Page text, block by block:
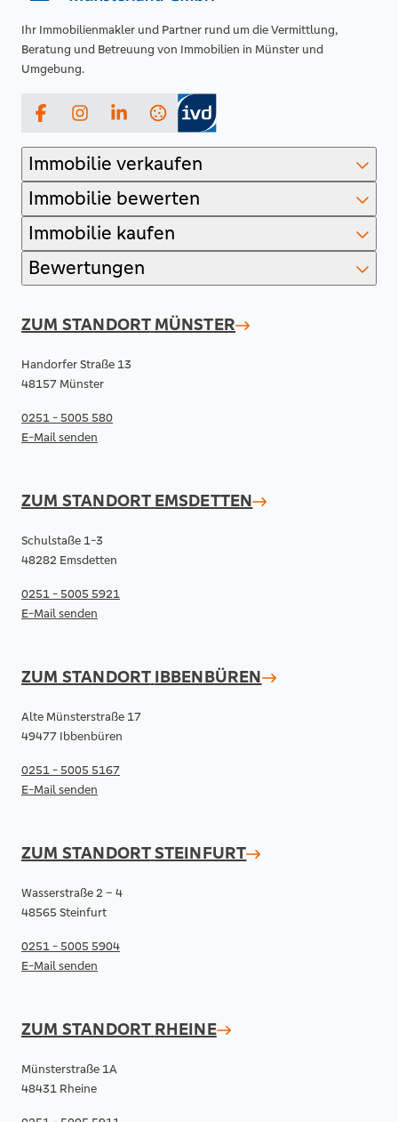
Ihr Immobilienmakler und Partner rund um die Vermittlung,
Beratung und Betreuung von Immobilien in Münster und
Umgebung.
FacebookInstagramLinkedIn
Immobilie verkaufen
Immobilie bewerten
Immobilie kaufen
Bewertungen
ZUM STANDORT MÜNSTER
Handorfer Straße 13
48157 Münster
0251 - 5005 580
E-Mail senden
ZUM STANDORT EMSDETTEN
Schulstaße 1-3
48282 Emsdetten
0251 - 5005 5921
E-Mail senden
ZUM STANDORT IBBENBÜREN
Alte Münsterstraße 17
49477 Ibbenbüren
0251 - 5005 5167
E-Mail senden
ZUM STANDORTSTEINFURT
Wasserstraße 2 – 4
48565 Steinfurt
0251 - 5005 5904
E-Mail senden
ZUM STANDORT RHEINE
Münsterstraße 1A
48431 Rheine